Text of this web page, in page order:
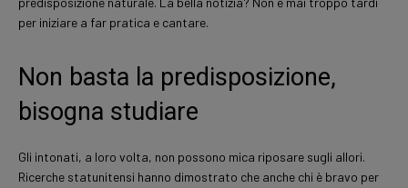
per iniziare a far pratica e cantare.
Non basta la predisposizione,
bisogna studiare
Gli intonati, a loro volta, non possono mica riposare sugli allori.
Ricerche statunitensi hanno dimostrato che anche chi è bravo per